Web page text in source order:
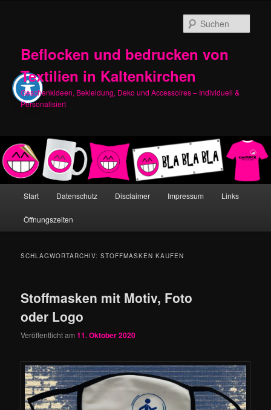
Beflocken und bedrucken von
Textilien in Kaltenkirchen
Geschenkideen, Bekleidung, Deko und Accessoires – Individuell &
Personalisiert
Start Datenschutz Disclaimer Impressum Links
Öffnungszeiten
SCHLAGWORTARCHIV:STOFFMASKEN KAUFEN
Stoffmasken mit Motiv, Foto
oder Logo
Veröffentlicht am11. Oktober 2020